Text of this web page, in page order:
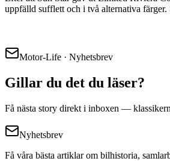
uppfälld sufflett och i två alternativa
Motor-Life · Nyhetsbrev
Gillar du det du läser?
Få nästa story direkt i inboxen —
Nyhetsbrev
Få våra bästa artiklar om bilhistoria,